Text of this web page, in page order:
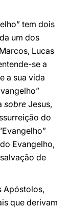
tem dois
um dos
Lucas
se a
a sua vida
sobre Jesus,
do
Evangelho,
de
Apóstolos,
que derivam